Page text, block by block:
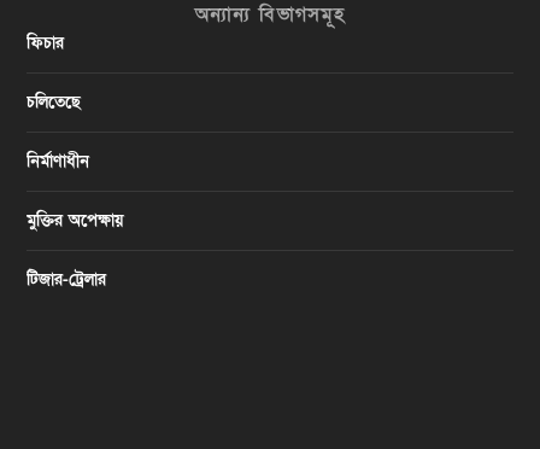
অন্যান্য বিভাগসমূহ
ফিচার
চলিতেছে
নির্মাণাধীন
মুক্তির অপেক্ষায়
টিজার-ট্রেলার